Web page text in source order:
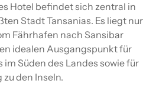
Hotel befindet sich zentral in
Stadt Tansanias. Es liegt nur
Fährhafen nach Sansibar
idealen Ausgangspunkt für
Süden des Landes sowie für
zu den Inseln.